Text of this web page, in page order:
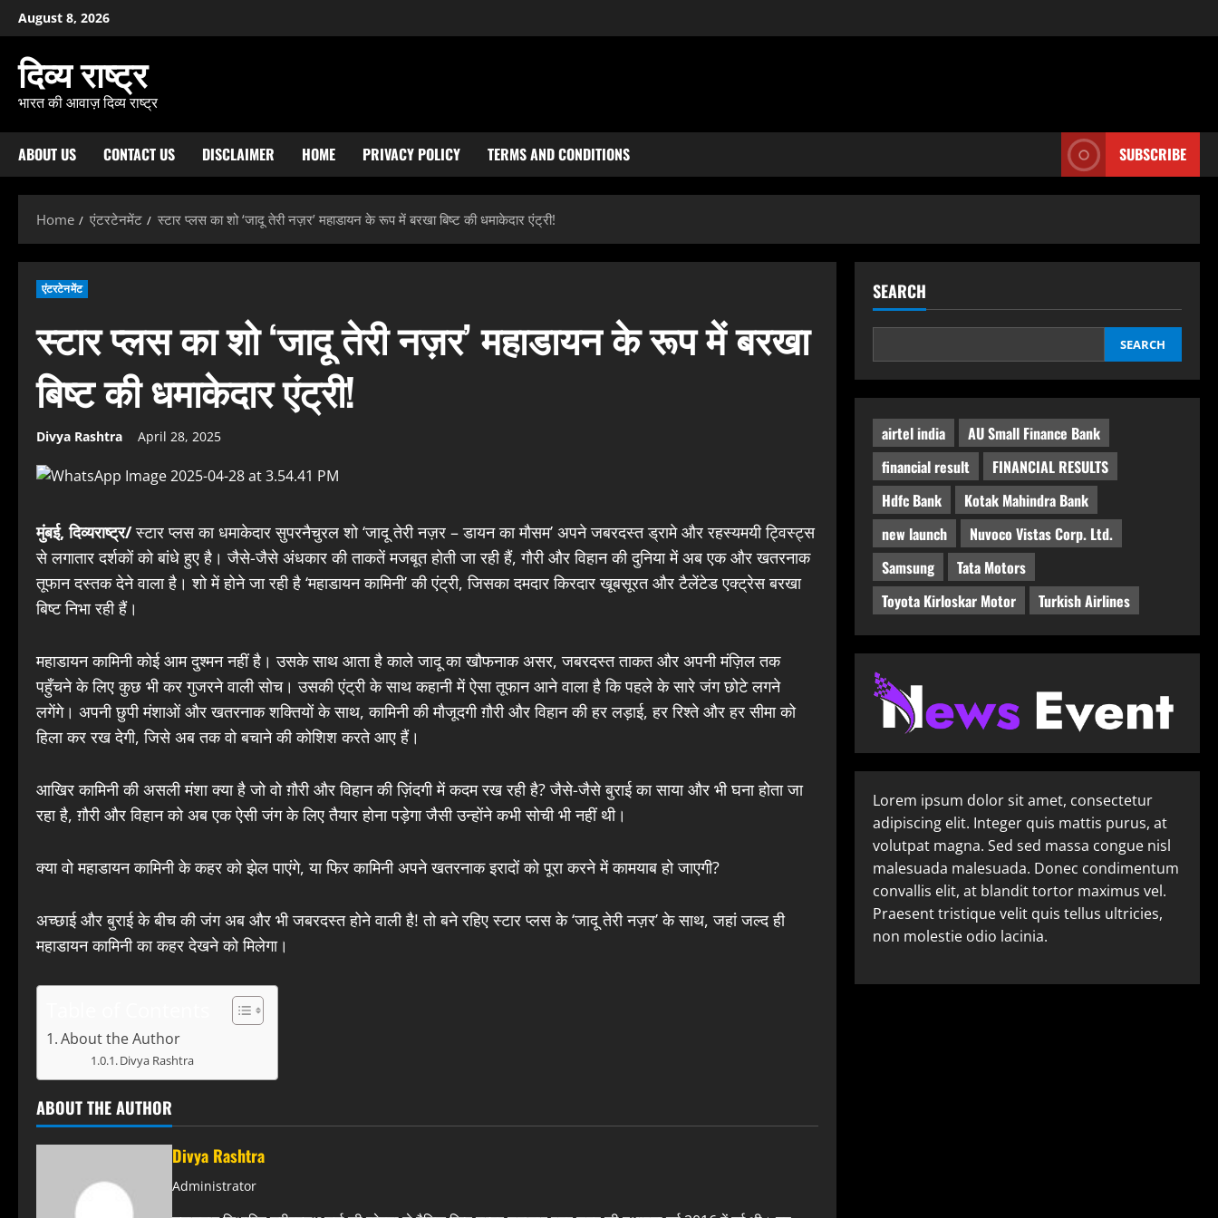
Skip
to
content
August 8, 2026
दिव्य राष्ट्र
भारत की आवाज़ दिव्य राष्ट्र
ABOUT US CONTACT US DISCLAIMER HOME PRIVACY POLICY TERMS AND CONDITIONS SUBSCRIBE
Home एंटरटेनमेंट स्टार प्लस का शो ‘जादू तेरी नज़र’ महाडायन के रूप में बरखा बिष्ट की धमाकेदार एंट्री!
एंटरटेनमेंट
स्टार प्लस का शो ‘जादू तेरी नज़र’ महाडायन के रूप में बरखा
बिष्ट की धमाकेदार एंट्री!
Divya Rashtra April 28, 2025
मुंबई, दिव्यराष्ट्र/स्टार प्लस का धमाकेदार सुपरनैचुरल शो ‘जादू तेरी नज़र – डायन का मौसम’ अपने जबरदस्त ड्रामे और रहस्यमयी ट्विस्ट्स
से लगातार दर्शकों को बांधे हुए है। जैसे-जैसे अंधकार की ताकतें मजबूत होती जा रही हैं, गौरी और विहान की दुनिया में अब एक और खतरनाक
तूफान दस्तक देने वाला है। शो में होने जा रही है ‘महाडायन कामिनी’ की एंट्री, जिसका दमदार किरदार खूबसूरत और टैलेंटेड एक्ट्रेस बरखा
बिष्ट निभा रही हैं।
महाडायन कामिनी कोई आम दुश्मन नहीं है। उसके साथ आता है काले जादू का खौफनाक असर, जबरदस्त ताकत और अपनी मंज़िल तक
पहुँचने के लिए कुछ भी कर गुजरने वाली सोच। उसकी एंट्री के साथ कहानी में ऐसा तूफान आने वाला है कि पहले के सारे जंग छोटे लगने
लगेंगे। अपनी छुपी मंशाओं और खतरनाक शक्तियों के साथ, कामिनी की मौजूदगी ग़ौरी और विहान की हर लड़ाई, हर रिश्ते और हर सीमा को
हिला कर रख देगी, जिसे अब तक वो बचाने की कोशिश करते आए हैं।
आखिर कामिनी की असली मंशा क्या है जो वो ग़ौरी और विहान की ज़िंदगी में कदम रख रही है? जैसे-जैसे बुराई का साया और भी घना होता जा
रहा है, ग़ौरी और विहान को अब एक ऐसी जंग के लिए तैयार होना पड़ेगा जैसी उन्होंने कभी सोची भी नहीं थी।
क्या वो महाडायन कामिनी के कहर को झेल पाएंगे, या फिर कामिनी अपने खतरनाक इरादों को पूरा करने में कामयाब हो जाएगी?
अच्छाई और बुराई के बीच की जंग अब और भी जबरदस्त होने वाली है! तो बने रहिए स्टार प्लस के ‘जादू तेरी नज़र’ के साथ, जहां जल्द ही
महाडायन कामिनी का कहर देखने को मिलेगा।
About the Author
Divya Rashtra
ABOUT THE AUTHOR
Divya Rashtra
Administrator
SEARCH
SEARCH
airtel india
AU Small Finance Bank
financial result
FINANCIAL RESULTS
Hdfc Bank
Kotak Mahindra Bank
new launch
Nuvoco Vistas Corp. Ltd.
Samsung
Tata Motors
Toyota Kirloskar Motor
Turkish Airlines
Lorem ipsum dolor sit amet, consectetur
adipiscing elit. Integer quis mattis purus, at
volutpat magna. Sed sed massa congue nisl
malesuada malesuada. Donec condimentum
convallis elit, at blandit tortor maximus vel.
Praesent tristique velit quis tellus ultricies,
non molestie odio lacinia.